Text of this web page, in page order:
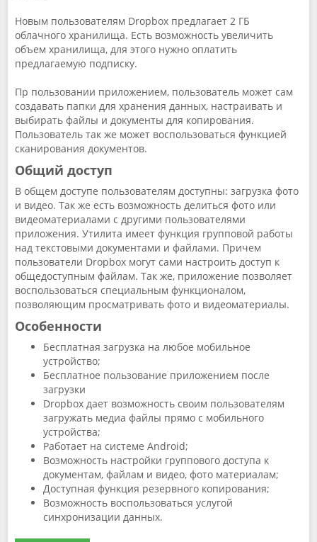
Новым пользователям Dropbox предлагает 2 ГБ
облачного хранилища. Есть возможность увеличить
объем хранилища, для этого нужно оплатить
предлагаемую подписку.
Пр пользовании приложением, пользователь может сам
создавать папки для хранения данных, настраивать и
выбирать файлы и документы для копирования.
Пользователь так же может воспользоваться функцией
сканирования документов.
Общий доступ
В общем доступе пользователям доступны: загрузка фото
и видео. Так же есть возможность делиться фото или
видеоматериалами с другими пользователями
приложения. Утилита имеет функция групповой работы
над текстовыми документами и файлами. Причем
пользователи Dropbox могут сами настроить доступ к
общедоступным файлам. Так же, приложение позволяет
воспользоваться специальным функционалом,
позволяющим просматривать фото и видеоматериалы.
Особенности
Бесплатная загрузка на любое мобильное
устройство;
Бесплатное пользование приложением после
загрузки
Dropbox дает возможность своим пользователям
загружать медиа файлы прямо с мобильного
устройства;
Работает на системе Android;
Возможность настройки группового доступа к
документам, файлам и видео, фото материалам;
Доступная функция резервного копирования;
Возможность воспользоваться услугой
синхронизации данных.